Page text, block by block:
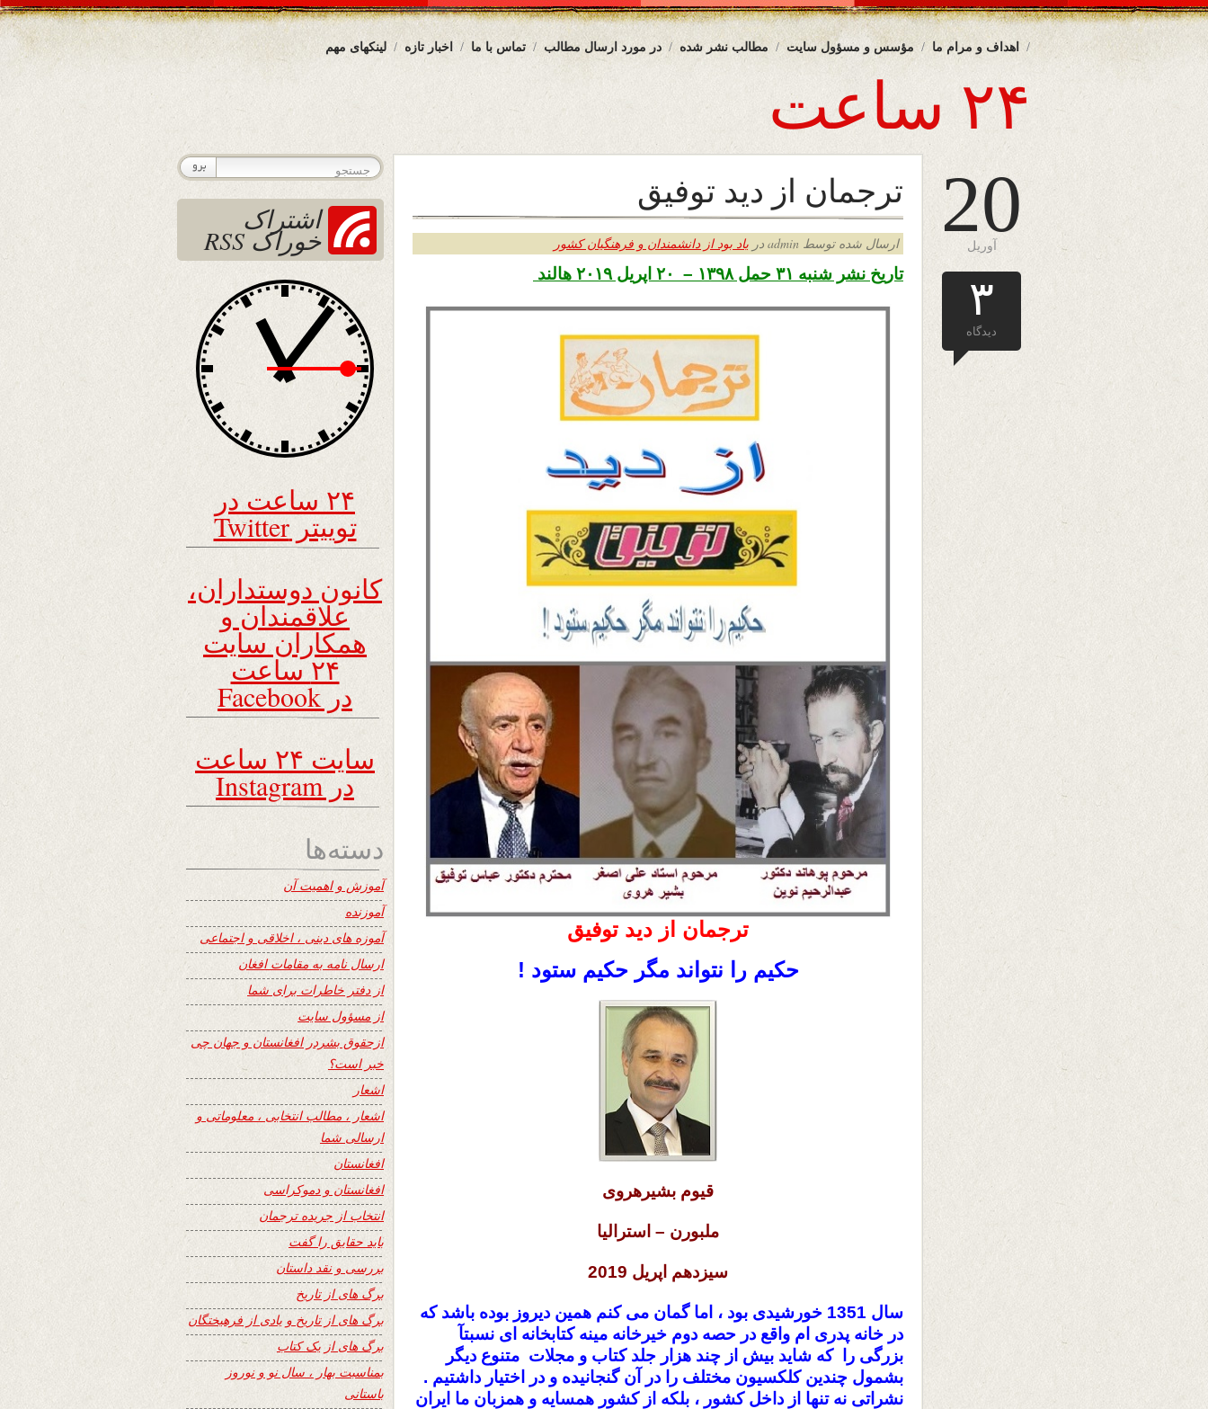
لینکهای مهم اخبار تازه تماس با ما در مورد ارسال مطالب مطالب نشر شده مؤسس و مسؤول سایت اهداف و مرام ما
۲۴ ساعت
20
آوریل
۳
دیدگاه
ترجمان از دید توفیق
ارسال شده توسط admin در یاد بود از دانشمندان و فرهنگیان کشور
تاریخ نشر شنبه ۳۱ حمل ۱۳۹۸ – ۲۰ اپریل ۲۰۱۹ هالند
ترجمان از دید توفیق
حکیم را نتواند مگر حکیم ستود !
قیوم بشیرهروی
ملبورن – استرالیا
سیزدهم اپریل 2019
سال 1351 خورشیدی بود ، اما گمان می کنم همین دیروز بوده باشد که
در خانه پدری ام واقع در حصه دوم خیرخانه مینه کتابخانه ای نسبتآ
بزرگی را که شاید بیش از چند هزار جلد کتاب و مجلات متنوع دیگر
بشمول چندین کلکسیون مختلف را در آن گنجانیده و در اختیار داشتیم .
نشراتی نه تنها از داخل کشور ، بلکه از کشور همسایه و همزبان ما ایران
اشتراک
خوراک RSS
۲۴ ساعت در
توییتر Twitter
کانون دوستداران،
علاقمندان و
همکاران سایت
۲۴ ساعت
در Facebook
سایت ۲۴ ساعت
در Instagram
دسته‌ها
آموزش و اهمیت آن
آموزنده
آموزه های دینی ، اخلاقی و اجتماعی
ارسال نامه به مقامات افغان
از دفتر خاطرات برای شما
از مسؤول سایت
ازحقوق بشردر افغانستان و جهان چی
خبر است؟
اشعار
اشعار ، مطالب انتخابی ، معلوماتی و
ارسالی شما
افغانستان
افغانستان و دموکراسی
انتخاب از جریده ترجمان
باید حقایق را گفت
بررسی و نقد داستان
برگ های از تاریخ
برگ های از تاریخ و یادی از فرهیختگان
برگ های از یک کتاب
بمناسبت بهار ، سال نو و نوروز
باستانی